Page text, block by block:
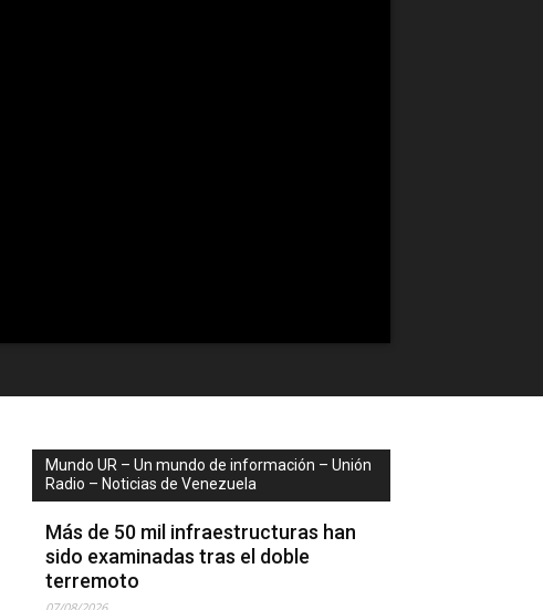
Mundo UR – Un mundo de información – Unión
Radio – Noticias de Venezuela
Más de 50 mil infraestructuras han
sido examinadas tras el doble
terremoto